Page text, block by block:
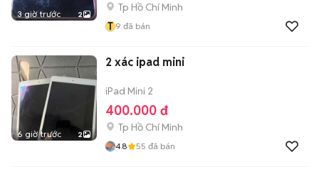
3 giờ trước 2
Tp Hồ Chí Minh
T 9 đã bán
6 giờ trước 2
2 xác ipad mini
iPad Mini 2
400.000 đ
Tp Hồ Chí Minh
4.8 55 đã bán